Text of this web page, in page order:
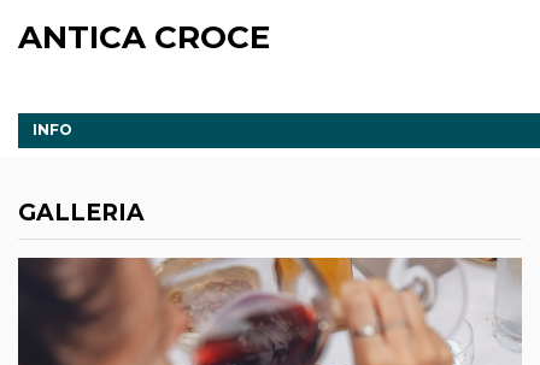
ANTICA CROCE
INFO
GALLERIA